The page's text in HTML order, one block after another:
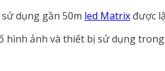
dụng gần 50m led Matrix được
hình ảnh và thiết bị sử dụng